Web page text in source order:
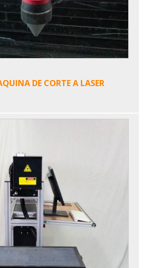
tecido
de metal
DE CORTE A LASER